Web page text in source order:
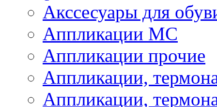
Акссесуары для
Аппликации МС
Аппликации прочие
Аппликации,
Аппликации,